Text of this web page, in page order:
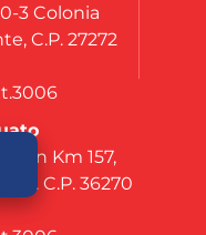
3 Colonia
C.P. 27272
Km 157,
C.P. 36270